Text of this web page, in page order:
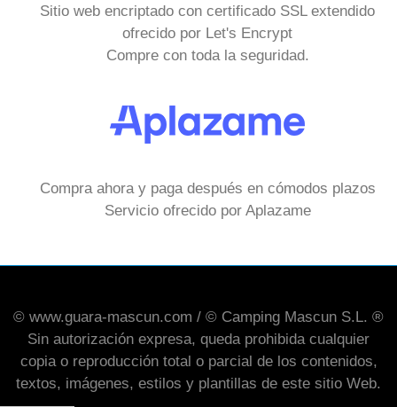
Sitio web encriptado con certificado SSL extendido
ofrecido por Let's Encrypt
Compre con toda la seguridad.
Compra ahora y paga después en cómodos plazos
Servicio ofrecido por Aplazame
© www.guara-mascun.com / © Camping Mascun S.L. ®
Sin autorización expresa, queda prohibida cualquier
copia o reproducción total o parcial de los contenidos,
textos, imágenes, estilos y plantillas de este sitio Web.